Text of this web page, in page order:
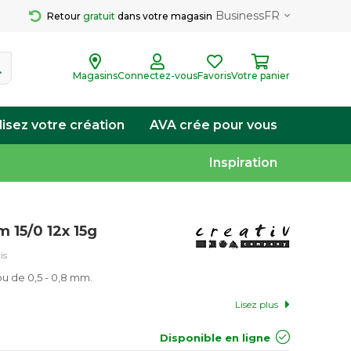
Retour gratuit dans votre magasin BusinessFR
MagasinsConnectez-vousFavorisVotre panier
votre création AVA crée pour vous
Inspiration
15/0 12x 15g
de 0,5 - 0,8 mm.
Lisez plus
Disponible en ligne